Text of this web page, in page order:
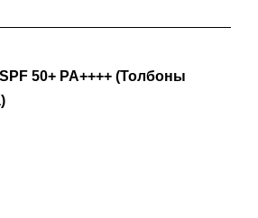
50+ PA++++ (Толбоны